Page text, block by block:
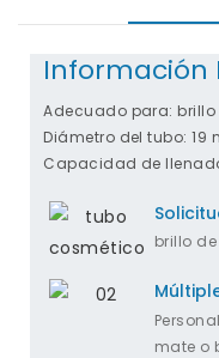
Información
Adecuado para:
Diámetro del tubo: 19
Capacidad de
brillo
mate o